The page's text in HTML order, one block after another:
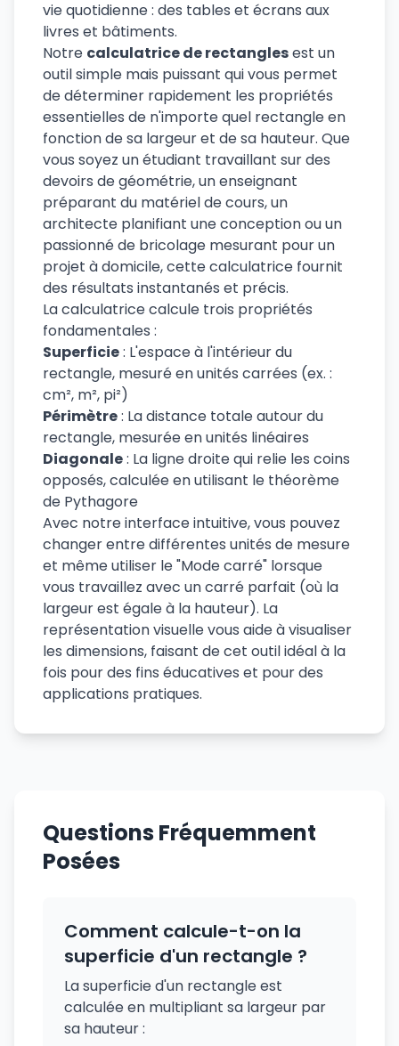
vie quotidienne : des tables et écrans aux
livres et bâtiments.
Notre calculatrice de rectanglesest un
outil simple mais puissant qui vous permet
de déterminer rapidement les propriétés
essentielles de n'importe quel rectangle en
fonction de sa largeur et de sa hauteur. Que
vous soyez un étudiant travaillant sur des
devoirs de géométrie, un enseignant
préparant du matériel de cours, un
architecte planifiant une conception ou un
passionné de bricolage mesurant pour un
projet à domicile, cette calculatrice fournit
des résultats instantanés et précis.
La calculatrice calcule trois propriétés
fondamentales :
Superficie: L'espace à l'intérieur du
rectangle, mesuré en unités carrées (ex. :
cm², m², pi²)
Périmètre: La distance totale autour du
rectangle, mesurée en unités linéaires
Diagonale: La ligne droite qui relie les coins
opposés, calculée en utilisant le théorème
de Pythagore
Avec notre interface intuitive, vous pouvez
changer entre différentes unités de mesure
et même utiliser le "Mode carré" lorsque
vous travaillez avec un carré parfait (où la
largeur est égale à la hauteur). La
représentation visuelle vous aide à visualiser
les dimensions, faisant de cet outil idéal à la
fois pour des fins éducatives et pour des
applications pratiques.
Questions Fréquemment
Posées
Comment calcule-t-on la
superficie d'un rectangle ?
La superficie d'un rectangle est
calculée en multipliant sa largeur par
sa hauteur :